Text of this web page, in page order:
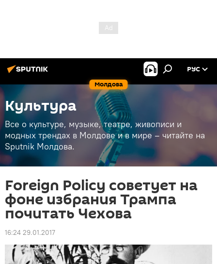
Молдова
РУС
Культура
Все о культуре, музыке, театре, живописи и
модных трендах в Молдове и в мире – читайте на
Sputnik Молдова.
Foreign Policy советует на
фоне избрания Трампа
почитать Чехова
16:24 29.01.2017